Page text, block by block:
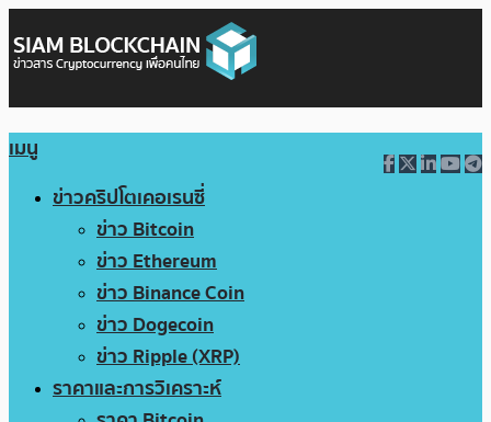
เมนู
ข่าวคริปโตเคอเรนซี่
ข่าว Bitcoin
ข่าว Ethereum
ข่าว Binance Coin
ข่าว Dogecoin
ข่าว Ripple (XRP)
ราคาและการวิเคราะห์